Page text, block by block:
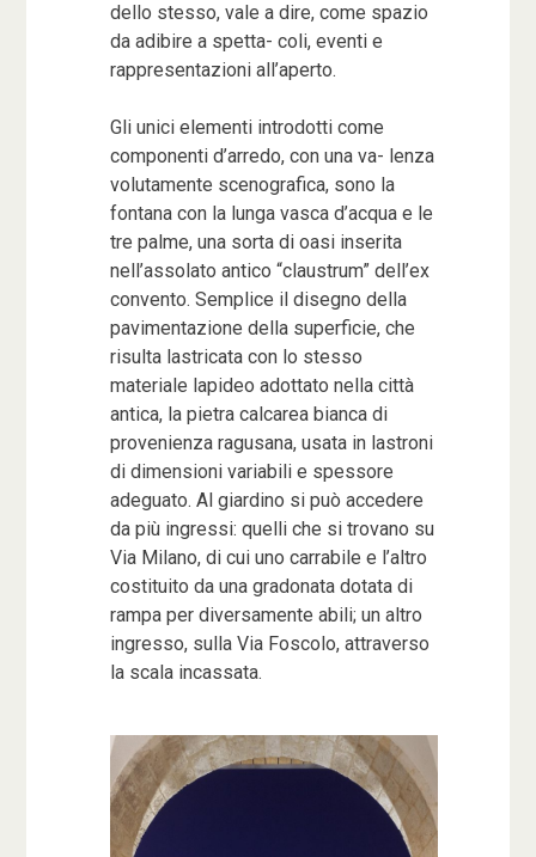
dello stesso, vale a dire, come spazio
da adibire a spetta- coli, eventi e
rappresentazioni all’aperto.
Gli unici elementi introdotti come
componenti d’arredo, con una va- lenza
volutamente scenografica, sono la
fontana con la lunga vasca d’acqua e le
tre palme, una sorta di oasi inserita
nell’assolato antico “claustrum” dell’ex
convento. Semplice il disegno della
pavimentazione della superficie, che
risulta lastricata con lo stesso
materiale lapideo adottato nella città
antica, la pietra calcarea bianca di
provenienza ragusana, usata in lastroni
di dimensioni variabili e spessore
adeguato. Al giardino si può accedere
da più ingressi: quelli che si trovano su
Via Milano, di cui uno carrabile e l’altro
costituito da una gradonata dotata di
rampa per diversamente abili; un altro
ingresso, sulla Via Foscolo, attraverso
la scala incassata.